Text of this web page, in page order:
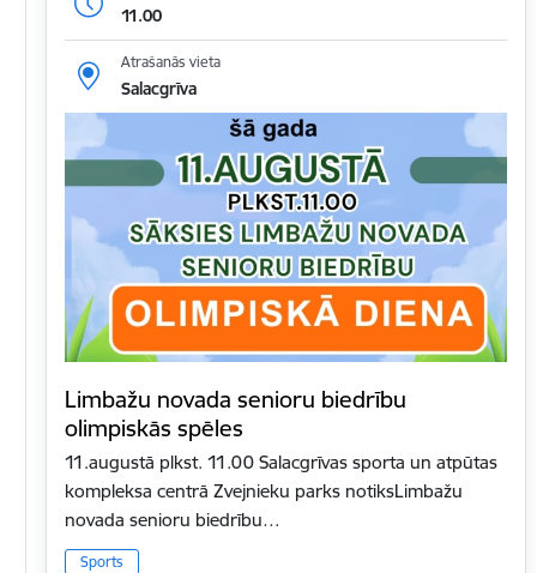
11.00
Atrašanās vieta
Salacgrīva
Limbažu novada senioru biedrību
olimpiskās spēles
11.augustā plkst. 11.00 Salacgrīvas sporta un atpūtas
kompleksa centrā Zvejnieku parks notiksLimbažu
novada senioru biedrību…
Sports